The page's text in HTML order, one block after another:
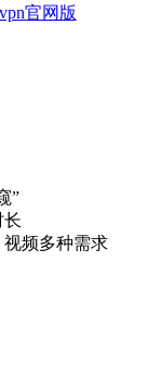
官网版
”
长
频多种需求